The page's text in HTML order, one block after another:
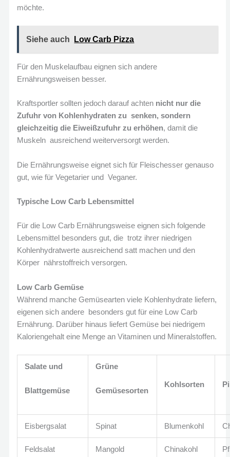
möchte.
Siehe auch Low Carb Pizza
Für den Muskelaufbau eignen sich andere
Ernährungsweisen besser.
Kraftsportler sollten jedoch darauf achten nicht nur die
Zufuhr von Kohlenhydraten zu senken, sondern
gleichzeitig die Eiweißzufuhr zu erhöhen, damit die
Muskeln ausreichend weiterversorgt werden.
Die Ernährungsweise eignet sich für Fleischesser genauso
gut, wie für Vegetarier und Veganer.
Typische Low Carb Lebensmittel
Für die Low Carb Ernährungsweise eignen sich folgende
Lebensmittel besonders gut, die trotz ihrer niedrigen
Kohlenhydratwerte ausreichend satt machen und den
Körper nährstoffreich versorgen.
Low Carb Gemüse
Während manche Gemüsearten viele Kohlenhydrate liefern,
eigenen sich andere besonders gut für eine Low Carb
Ernährung. Darüber hinaus liefert Gemüse bei niedrigem
Kaloriengehalt eine Menge an Vitaminen und Mineralstoffen.
Salate und
Blattgemüse
Grüne
Gemüsesorten
Kohlsorten
Eisbergsalat Spinat Blumenkohl
Feldsalat Mangold Chinakohl